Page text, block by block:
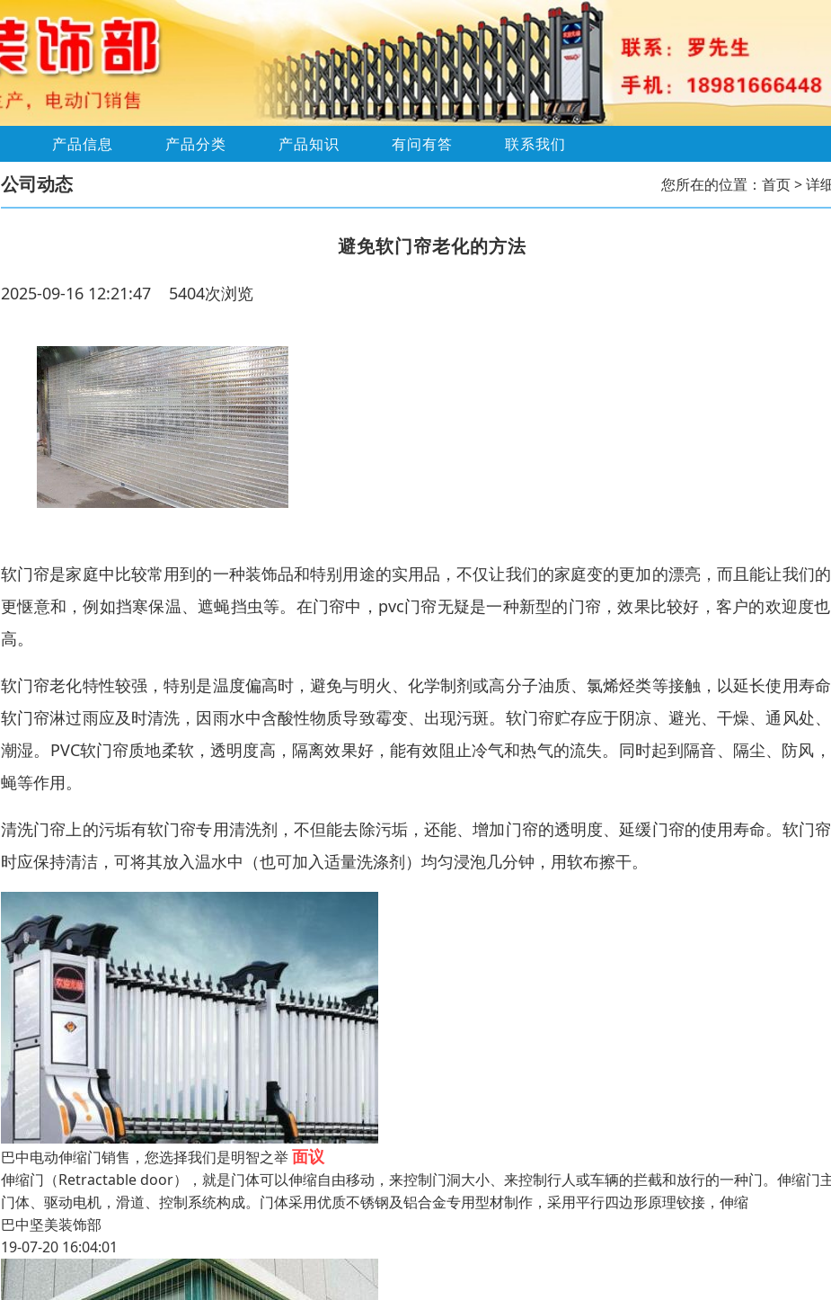
产品信息 产品分类 产品知识 有问有答 联系我们
公司动态 您所在的位置： 首页> 详
避免软门帘老化的方法
2025-09-16 12:21:47 5404次浏览
软门帘是家庭中比较常用到的一种装饰品和特别用途的实用品，不仅让我们的家庭变的更加的漂亮，而且能让我们
更惬意和，例如挡寒保温、遮蝇挡虫等。在门帘中，pvc门帘无疑是一种新型的门帘，效果比较好，客户的欢迎度
高。
软门帘老化特性较强，特别是温度偏高时，避免与明火、化学制剂或高分子油质、氯烯烃类等接触，以延长使用寿
软门帘淋过雨应及时清洗，因雨水中含酸性物质导致霉变、出现污斑。软门帘贮存应于阴凉、避光、干燥、通风处
潮湿。PVC软门帘质地柔软，透明度高，隔离效果好，能有效阻止冷气和热气的流失。同时起到隔音、隔尘、防风
蝇等作用。
清洗门帘上的污垢有软门帘专用清洗剂，不但能去除污垢，还能、增加门帘的透明度、延缓门帘的使用寿命。软门
时应保持清洁，可将其放入温水中（也可加入适量洗涤剂）均匀浸泡几分钟，用软布擦干。
巴中电动伸缩门销售，您选择我们是明智之举面议
伸缩门（Retractable door），就是门体可以伸缩自由移动，来控制门洞大小、来控制行人或车辆的拦截和放行的一种门。伸缩门
门体、驱动电机，滑道、控制系统构成。门体采用优质不锈钢及铝合金专用型材制作，采用平行四边形原理铰接，伸缩
巴中坚美装饰部
19-07-20 16:04:01